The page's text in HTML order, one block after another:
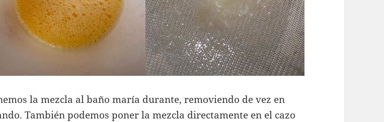
la mezcla al baño maría durante, removiendo de vez en
También podemos poner la mezcla directamente en el cazo